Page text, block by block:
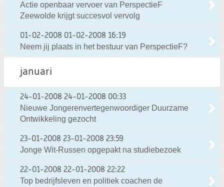
Actie openbaar vervoer van PerspectieF
Zeewolde krijgt succesvol vervolg
01-02-2008 01-02-2008 16:19
Neem jij plaats in het bestuur van PerspectieF?
januari
24-01-2008 24-01-2008 00:33
Nieuwe Jongerenvertegenwoordiger Duurzame
Ontwikkeling gezocht
23-01-2008 23-01-2008 23:59
Jonge Wit-Russen opgepakt na studiebezoek
22-01-2008 22-01-2008 22:22
Top bedrijfsleven en politiek coachen de